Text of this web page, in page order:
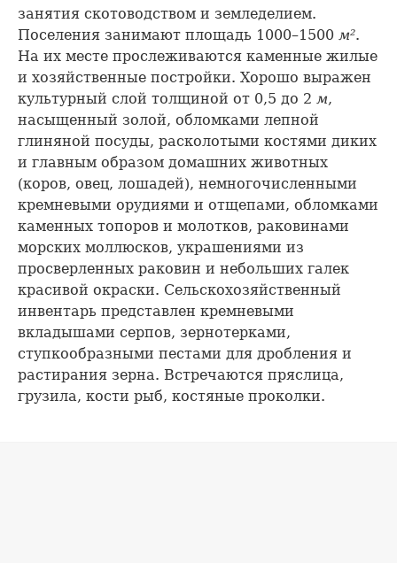
занятия скотоводством и земледелием.
Поселения занимают площадь 1000–1500 м².
На их месте прослеживаются каменные жилые
и хозяйственные постройки. Хорошо выражен
культурный слой толщиной от 0,5 до 2 м,
насыщенный золой, обломками лепной
глиняной посуды, расколотыми костями диких
и главным образом домашних животных
(коров, овец, лошадей), немногочисленными
кремневыми орудиями и отщепами, обломками
каменных топоров и молотков, раковинами
морских моллюсков, украшениями из
просверленных раковин и небольших галек
красивой окраски. Сельскохозяйственный
инвентарь представлен кремневыми
вкладышами серпов, зернотерками,
ступкообразными пестами для дробления и
растирания зерна. Встречаются пряслица,
грузила, кости рыб, костяные проколки.